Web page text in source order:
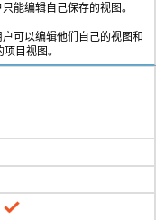
能编辑自己保存的视图。
可以编辑他们自己的视图和
目视图。